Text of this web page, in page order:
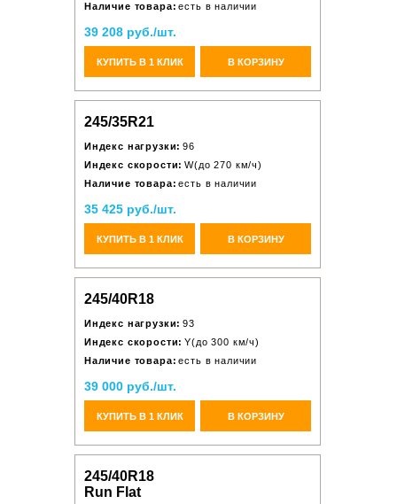
Наличие товара: есть в наличии
39 208 руб./шт.
КУПИТЬ В 1 КЛИК В КОРЗИНУ
245/35R21
Индекс нагрузки: 96
Индекс скорости: W(до 270 км/ч)
Наличие товара: есть в наличии
35 425 руб./шт.
КУПИТЬ В 1 КЛИК В КОРЗИНУ
245/40R18
Индекс нагрузки: 93
Индекс скорости: Y(до 300 км/ч)
Наличие товара: есть в наличии
39 000 руб./шт.
КУПИТЬ В 1 КЛИК В КОРЗИНУ
245/40R18
Run Flat